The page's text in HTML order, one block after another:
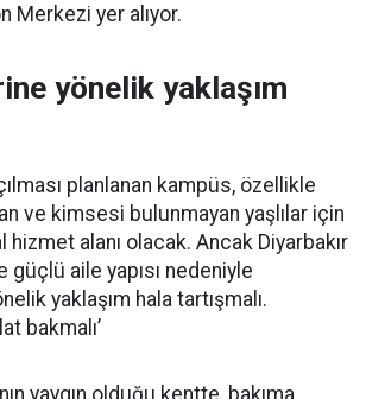
Merkezi yer alıyor.
yönelik yaklaşım
planlanan kampüs, özellikle
ve kimsesi bulunmayan yaşlılar için
alanı olacak. Ancak Diyarbakır
aile yapısı nedeniyle
yaklaşım hala tartışmalı.
bakmalı’
yaygın olduğu kentte, bakıma